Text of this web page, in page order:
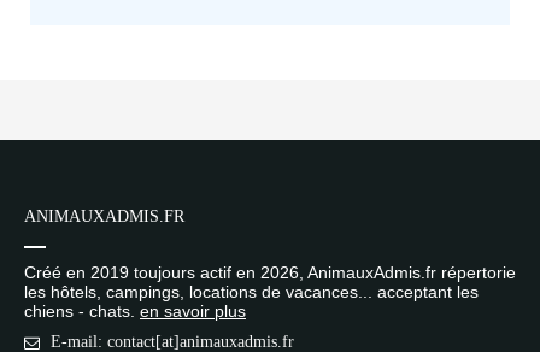
ANIMAUXADMIS.FR
Créé en 2019 toujours actif en 2026, AnimauxAdmis.fr répertorie
les hôtels, campings, locations de vacances... acceptant les
chiens - chats. en savoir plus
E-mail: contact[at]animauxadmis.fr